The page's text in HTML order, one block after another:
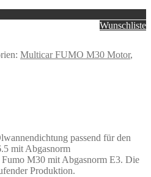
Wunschliste
Multicar FUMO M30 Motor,
passend für den
mit Abgasnorm
M30 mit Abgasnorm E3. Die
Produktion.